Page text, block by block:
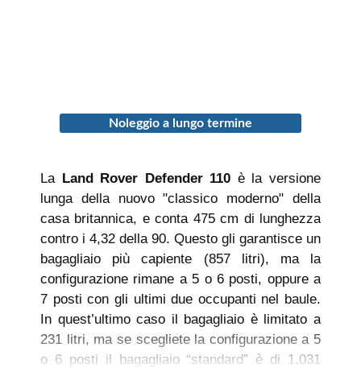
Noleggio a lungo termine
La Land Rover Defender 110 è la versione
lunga della nuovo "classico moderno" della
casa britannica, e conta 475 cm di lunghezza
contro i 4,32 della 90. Questo gli garantisce un
bagagliaio più capiente (857 litri), ma la
configurazione rimane a 5 o 6 posti, oppure a
7 posti con gli ultimi due occupanti nel baule.
In quest’ultimo caso il bagagliaio è limitato a
231 litri, ma se scegliete la configurazione a 5
o 6 posti il bagagliaio “standard” è di 1.031